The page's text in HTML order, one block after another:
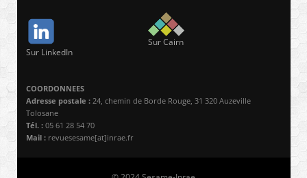
Sur LinkedIn
Sur Cairn
COORDONNEES
Adresse postale : 24, chemin de Borde Rouge, 31 320 Auzeville
Tolosane
Tél. : 05 61 28 54 70
Mail : revuesesame[at]inrae.fr